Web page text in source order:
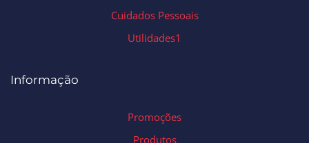
Cuidados Pessoais
Utilidades1
Informação
Promoções
Produtos